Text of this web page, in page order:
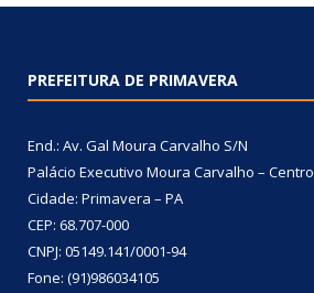
PREFEITURA DE PRIMAVERA
End.: Av. Gal Moura Carvalho S/N
Palácio Executivo Moura Carvalho – Centro
Cidade: Primavera – PA
CEP: 68.707-000
CNPJ: 05149.141/0001-94
Fone: (91)986034105